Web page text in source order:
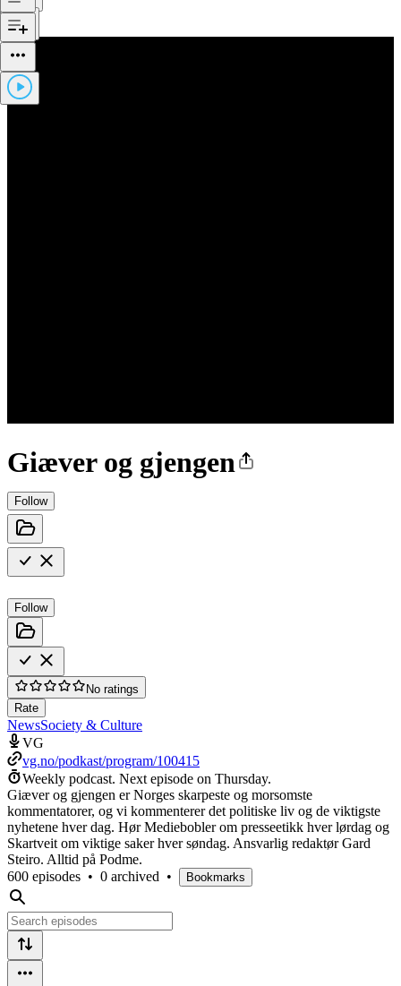
Giæver og gjengen
Follow
Follow
No ratings
Rate
NewsSociety & Culture
VG
vg.no/podkast/program/100415
Weekly podcast. Next episode on Thursday.
Giæver og gjengen er Norges skarpeste og morsomste
kommentatorer, og vi kommenterer det politiske liv og de viktigste
nyhetene hver dag. Hør Mediebobler om presseetikk hver lørdag og
Skartveit om viktige saker hver søndag. Ansvarlig redaktør Gard
Steiro. Alltid på Podme.
600 episodes • 0 archived • Bookmarks